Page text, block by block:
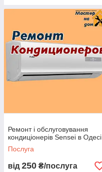
Ремонт і обслуговування
кондиціонерів Sensei в Одесі
Послуга
від 250 ₴/послуга